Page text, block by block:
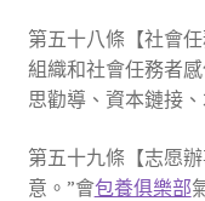
第五十八條【社會
組織和社會任務者
思勸導、資本鏈接
第五十九條【志愿
意。”會包養俱樂部